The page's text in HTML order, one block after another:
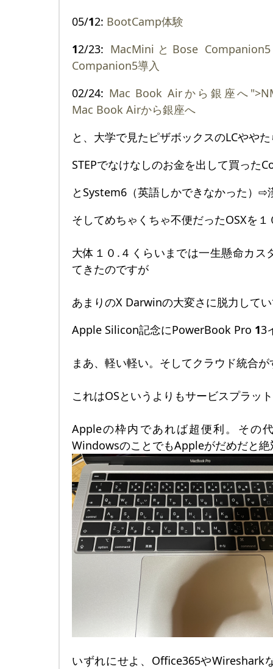
05/12: BootCamp体験
12/23: MacMiniとBose
Companion5導入
02/24: Mac Book Airから銀座へ
Mac Book Airから銀座へ
と、大学で見たピザボックスのLCやや
STEPでなけなしのお金を出して買った
とSystem6（英語しかできなかった）⇨
そしてめちゃくちゃ不便だったOSXを
大体１０.４くらいまでは一生懸命カス
てきたのですが
あまりのX Darwinの大変さに脱力して
Apple Silicon記念にPowerBook Pro 13
まあ、軽い軽い。そしてクラウド統合
これはOSというよりもサービスプラッ
Appleの枠内であれば超便利。その
WindowsのことでもAppleがだめだと
いずれにせよ、Office365やWireshark